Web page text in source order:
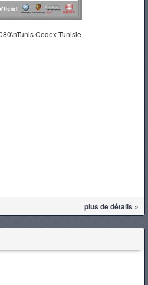
Cedex Tunisie
plus de détails »